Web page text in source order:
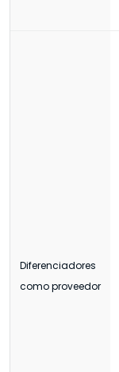
Diferenciadores
como proveedor